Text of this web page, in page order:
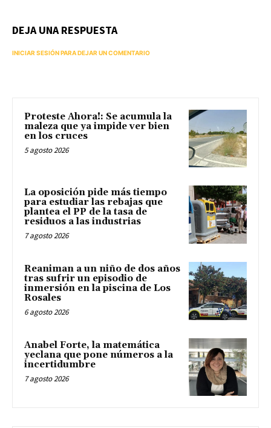
DEJA UNA RESPUESTA
INICIAR SESIÓN PARA DEJAR UN COMENTARIO
Proteste Ahora!: Se acumula la
maleza que ya impide ver bien
en los cruces
5 agosto 2026
La oposición pide más tiempo
para estudiar las rebajas que
plantea el PP de la tasa de
residuos a las industrias
7 agosto 2026
Reaniman a un niño de dos años
tras sufrir un episodio de
inmersión en la piscina de Los
Rosales
6 agosto 2026
Anabel Forte, la matemática
yeclana que pone números a la
incertidumbre
7 agosto 2026